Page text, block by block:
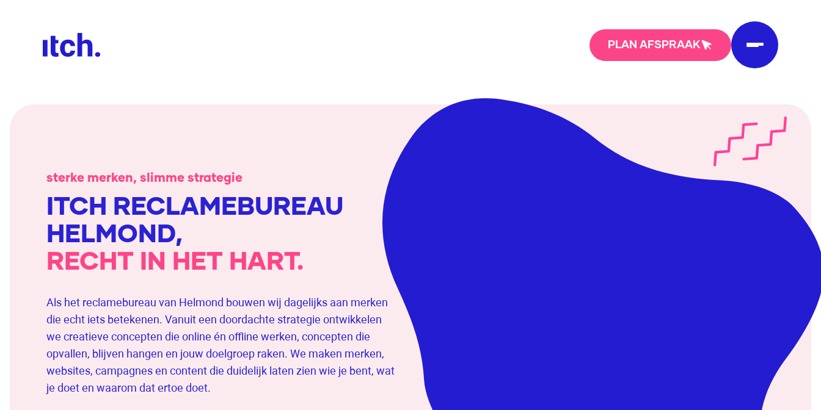
PLAN AFSPRAAK
sterke merken, slimme strategie
ITCH RECLAMEBUREAU
HELMOND,
RECHT IN HET HART.
Als het reclamebureau van Helmond bouwen wij dagelijks aan merken
die echt iets betekenen. Vanuit een doordachte strategie ontwikkelen
we creatieve concepten die online én offline werken, concepten die
opvallen, blijven hangen en jouw doelgroep raken. We maken merken,
websites, campagnes en content die duidelijk laten zien wie je bent, wat
je doet en waarom dat ertoe doet.